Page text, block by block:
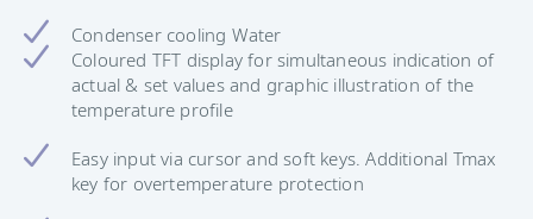
Condenser cooling Water
Coloured TFT display for simultaneous indication of
actual & set values and graphic illustration of the
temperature profile
Easy input via cursor and soft keys. Additional Tmax
key for overtemperature protection